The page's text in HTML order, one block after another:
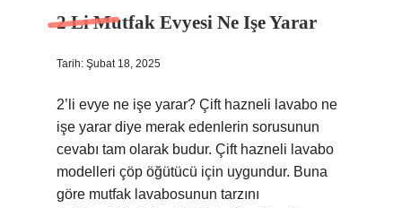
2 Li Mutfak Evyesi Ne Işe Yarar
Tarih: Şubat 18, 2025
2’li evye ne işe yarar? Çift hazneli lavabo ne
işe yarar diye merak edenlerin sorusunun
cevabı tam olarak budur. Çift hazneli lavabo
modelleri çöp öğütücü için uygundur. Buna
göre mutfak lavabosunun tarzını